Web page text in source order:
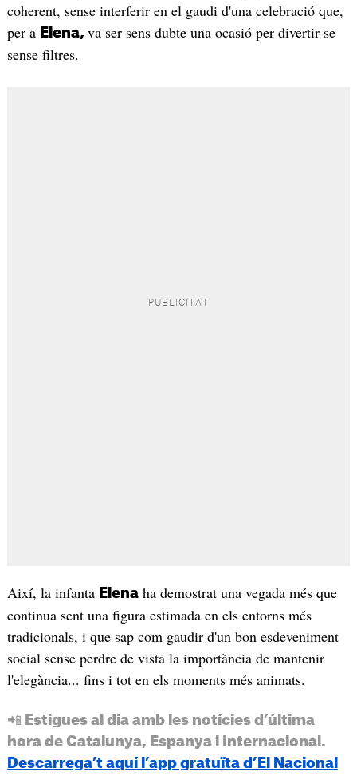
coherent, sense interferir en el gaudi d'una celebració que,
per a Elena, va ser sens dubte una ocasió per divertir-se
sense filtres.
Així, la infanta Elenaha demostrat una vegada més que
continua sent una figura estimada en els entorns més
tradicionals, i que sap com gaudir d'un bon esdeveniment
social sense perdre de vista la importància de mantenir
l'elegància... fins i tot en els moments més animats.
📲 Estigues al dia amb les notícies d’última
hora de Catalunya, Espanya i Internacional.
Descarrega’t aquí l’app gratuïta d’El Nacional